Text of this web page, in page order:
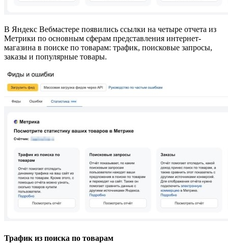
В Яндекс Вебмастере появились ссылки на четыре отчета из
Метрики по основным сферам представления интернет-
магазина в поиске по товарам: трафик, поисковые запросы,
заказы и популярные товары.
Трафик из поиска по товарам